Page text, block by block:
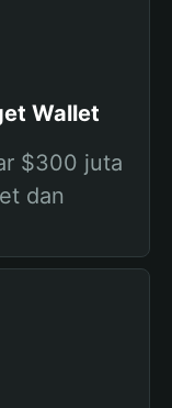
Wallet
$300 juta
dan